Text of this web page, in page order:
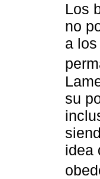
Los
no
a
su
idea